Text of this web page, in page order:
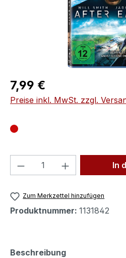
Regulärer Preis:
7,99 €
Preise inkl. MwSt. zzgl.
Produkt Anzahl: In
Zum Merkzettel hinzufügen
Produktnummer: 1131842
Beschreibung